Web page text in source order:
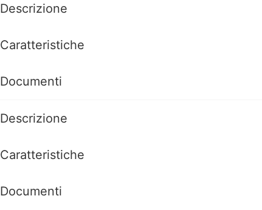
Descrizione
Caratteristiche
Documenti
Descrizione
Caratteristiche
Documenti